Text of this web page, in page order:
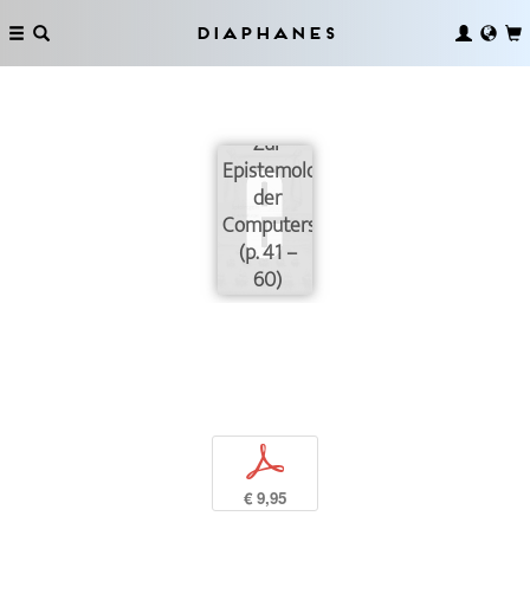
Diaphanes
Zur
Epistemologie
der
Computersimulation
(p. 41 –
60)
p
€ 9,95